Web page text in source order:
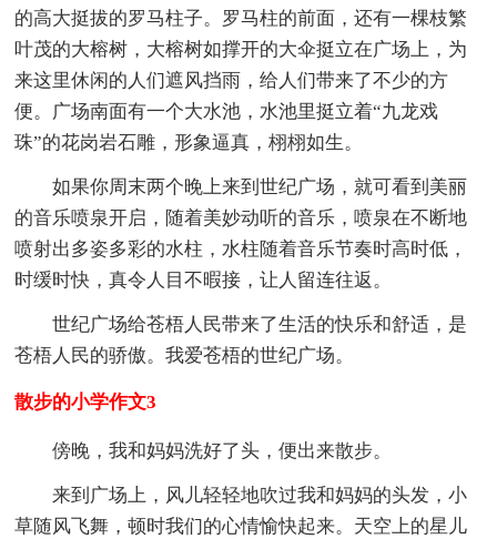
的高大挺拔的罗马柱子。罗马柱的前面，还有一棵枝繁
叶茂的大榕树，大榕树如撑开的大伞挺立在广场上，为
来这里休闲的人们遮风挡雨，给人们带来了不少的方
便。广场南面有一个大水池，水池里挺立着“九龙戏
珠”的花岗岩石雕，形象逼真，栩栩如生。
如果你周末两个晚上来到世纪广场，就可看到美丽
的音乐喷泉开启，随着美妙动听的音乐，喷泉在不断地
喷射出多姿多彩的水柱，水柱随着音乐节奏时高时低，
时缓时快，真令人目不暇接，让人留连往返。
世纪广场给苍梧人民带来了生活的快乐和舒适，是
苍梧人民的骄傲。我爱苍梧的世纪广场。
散步的小学作文3
傍晚，我和妈妈洗好了头，便出来散步。
来到广场上，风儿轻轻地吹过我和妈妈的头发，小
草随风飞舞，顿时我们的心情愉快起来。天空上的星儿